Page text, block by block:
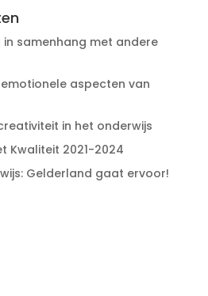
in samenhang met andere
aspecten van
in het onderwijs
Kwaliteit 2021-2024
Gelderland gaat ervoor!